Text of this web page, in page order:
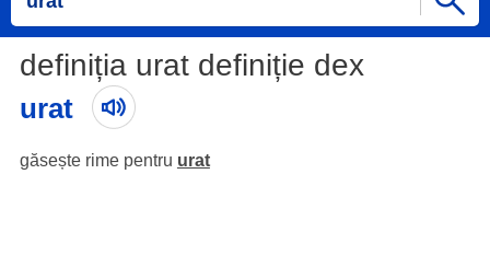
definiția urat definiție dex
urat
găsește rime pentru urat